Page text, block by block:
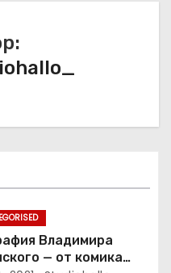
Владимира
— от комика